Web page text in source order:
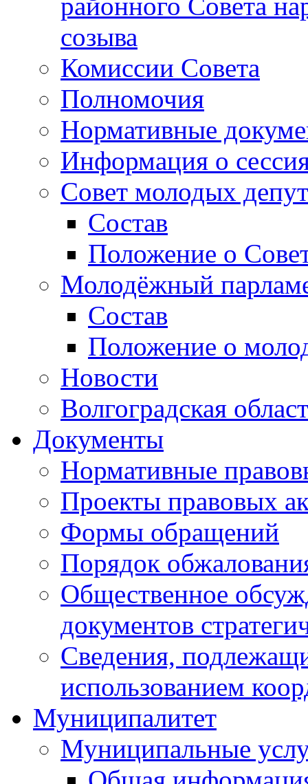
созыва
Комиссии Совета
Полномочия
Нормативные
Информация о
Совет молодых
Состав
Положение о
Молодёжный
Состав
Положение о
Новости
Волгоградская
Документы
Нормативные
Проекты правовых
Формы обращений
Порядок
Общественное
документов
Сведения,
использованием
Муниципалитет
Муниципальные